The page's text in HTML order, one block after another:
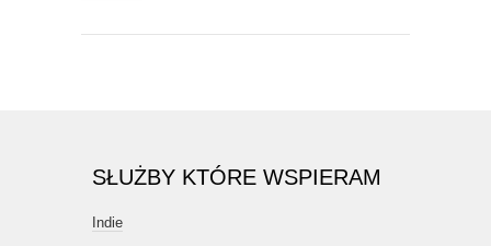
SŁUŻBY KTÓRE WSPIERAM
Indie